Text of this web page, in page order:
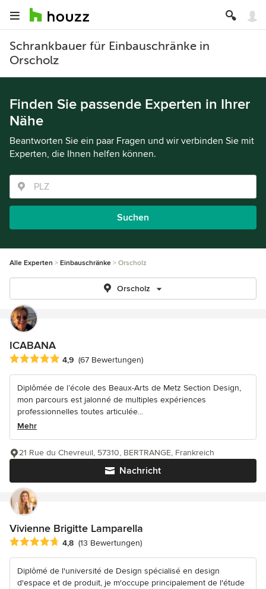
Schrankbauer für Einbauschränke in
Orscholz
Finden Sie passende Experten in Ihrer
Nähe
Beantworten Sie ein paar Fragen und wir verbinden Sie mit
Experten, die Ihnen helfen können.
Suchen
Alle Experten Einbauschränke Orscholz
Orscholz
ICABANA
Durchschnittliche Bewertung: 4.9 von 5 Sternen
4,9 (67 Bewertungen)
Diplômée de l’école des Beaux-Arts de Metz Section Design,
mon parcours est jalonné de multiples expériences
professionnelles toutes articulée...
Mehr
Nachricht
21 Rue du Chevreuil, 57310, BERTRANGE, Frankreich
Vivienne Brigitte Lamparella
Durchschnittliche Bewertung: 4.8 von 5 Sternen
4,8 (13 Bewertungen)
Diplômé de l'université de Design spécialisé en design
d'espace et de produit, je m'occupe principalement de l'étude